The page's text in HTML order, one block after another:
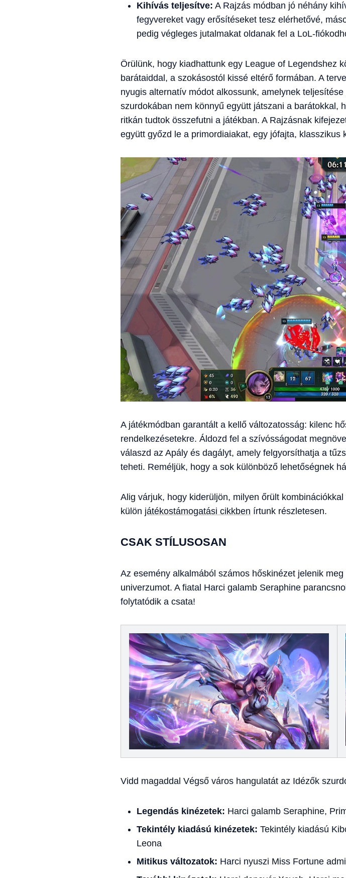
Kihívás teljesítve: A Rajzás módban jó néhány
fegyvereket vagy erősítéseket tesz elérhetővé,
pedig végleges jutalmakat oldanak fel a LoL-
Örülünk, hogy kiadhattunk egy League of Legendshez
barátaiddal, a szokásostól kissé eltérő formában. A
nyugis alternatív módot alkossunk, amelynek
szurdokában nem könnyű együtt játszani a barátokkal,
ritkán tudtok összefutni a játékban. A Rajzásnak
együtt győzd le a primordiaiakat, egy jófajta, klasszikus
A játékmódban garantált a kellő változatosság: kilenc
rendelkezésetekre. Áldozd fel a szívósságodat
válaszd az Apály és dagályt, amely felgyorsíthatja a
teheti. Reméljük, hogy a sok különböző lehetőségnek
Alig várjuk, hogy kiderüljön, milyen őrült
külön játékostámogatási cikkben írtunk részletesen.
CSAK STÍLUSOSAN
Az esemény alkalmából számos hőskinézet jelenik
univerzumot. A fiatal Harci galamb Seraphine
folytatódik a csata!
Vidd magaddal Végső város hangulatát az Idézők
Legendás kinézetek: Harci galamb Seraphine,
Tekintély kiadású kinézetek: Tekintély kiadású
Leona
Mitikus változatok: Harci nyuszi Miss Fortune